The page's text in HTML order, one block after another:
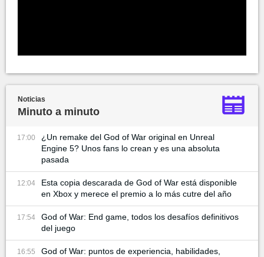
Noticias
Minuto a minuto
17:00
¿Un remake del God of War original en Unreal
Engine 5? Unos fans lo crean y es una absoluta
pasada
12:04
Esta copia descarada de God of War está disponible
en Xbox y merece el premio a lo más cutre del año
17:54
God of War: End game, todos los desafíos definitivos
del juego
16:55
God of War: puntos de experiencia, habilidades,